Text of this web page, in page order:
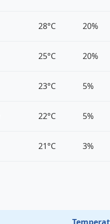
28°C 20%
25°C 20%
23°C 5%
22°C 5%
21°C 3%